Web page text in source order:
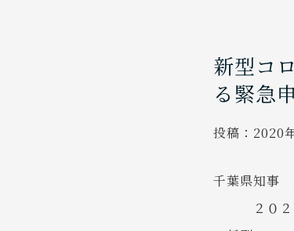
新型コ
る緊急
投稿： 2020
千葉県知事
２０２０